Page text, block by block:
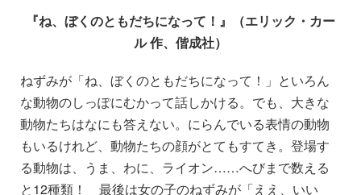
『ね、ぼくのともだちになって！』（エリック・カー
ル 作、偕成社）
ねずみが「ね、ぼくのともだちになって！」といろん
な動物のしっぽにむかって話しかける。でも、大きな
動物たちはなにも答えない。にらんでいる表情の動物
もいるけれど、動物たちの顔がとてもすてき。登場す
る動物は、うま、わに、ライオン……へびまで数える
と12種類！ 最後は女の子のねずみが「ええ、いい